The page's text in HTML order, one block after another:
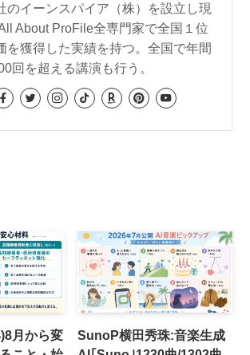
のイーンスパイア（株）を設立し現
About ProFile全専門家で全国１位
を獲得した実績を持つ。全国で年間
回を超える講演も行う。
月から変
SunoP横田秀珠:音楽生成